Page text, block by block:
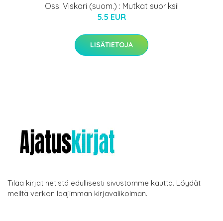
Ossi Viskari (suom.) : Mutkat suoriksi!
5.5 EUR
LISÄTIETOJA
Tilaa kirjat netistä edullisesti sivustomme kautta. Löydät
meiltä verkon laajimman kirjavalikoiman.